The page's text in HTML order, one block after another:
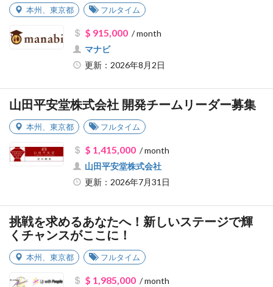
本州 東京都 フルタイム
$ 915,000/ month
マナビ
更新：2026年8月2日
山田平安堂株式会社 開発チームリーダー募集
本州 東京都 フルタイム
$ 1,415,000/ month
山田平安堂株式会社
更新：2026年7月31日
挑戦を求めるあなたへ！新しいステージで輝
くチャンスがここに！
本州 東京都 フルタイム
$ 1,985,000/ month